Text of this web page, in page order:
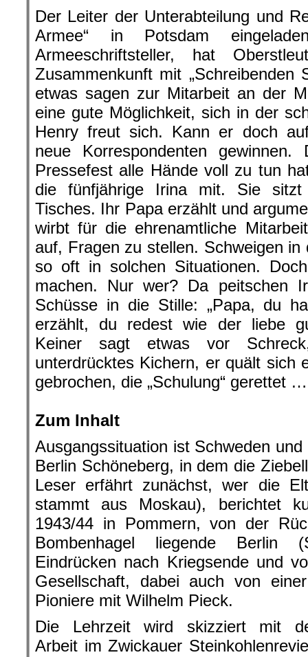
Der Leiter der Unterabteilung und
Armee“ in Potsdam
Armeeschriftsteller, hat
Zusammenkunft mit „Schreibenden
etwas sagen zur Mitarbeit an der
eine gute Möglichkeit, sich in der
Henry freut sich. Kann er doch
neue Korrespondenten
Pressefest alle Hände voll zu tun
die fünfjährige Irina mit. Sie
Tisches. Ihr Papa erzählt und
wirbt für die ehrenamtliche
auf, Fragen zu stellen. Schweigen
so oft in solchen Situationen.
machen. Nur wer? Da peitschen
Schüsse in die Stille: „Papa, du
erzählt, du redest wie der liebe
Keiner sagt etwas vor
unterdrücktes Kichern, er quält sich
gebrochen, die „Schulung“ gerettet …
Zum Inhalt
Ausgangssituation ist Schweden
Berlin Schöneberg, in dem die
Leser erfährt zunächst, wer die
stammt aus Moskau), berichtet
1943/44 in Pommern, von der
Bombenhagel liegende Berlin
Eindrücken nach Kriegsende und
Gesellschaft, dabei auch von
Pioniere mit Wilhelm Pieck.
Die Lehrzeit wird skizziert mit
Arbeit im Zwickauer